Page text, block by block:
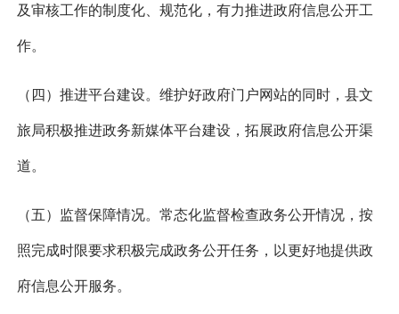
及审核工作的制度化、规范化，有力推进政府信息公开工
作。
（四）推进平台建设。维护好政府门户网站的同时，县文
旅局积极推进政务新媒体平台建设，拓展政府信息公开渠
道。
（五）监督保障情况。常态化监督检查政务公开情况，按
照完成时限要求积极完成政务公开任务，以更好地提供政
府信息公开服务。